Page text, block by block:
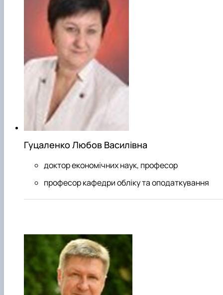
Гуцаленко Любов Василівна
доктор економічних наук, професор
професор кафедри обліку та оподаткування